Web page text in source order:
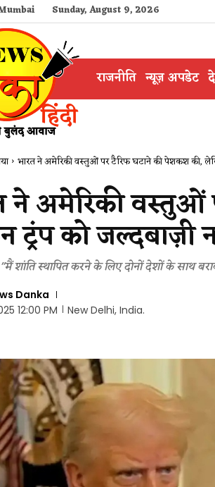
Sunday, August 9, 2026
राजनीति न्यूज़ अपडेट
भारत ने अमेरिकी वस्तुओं पर टैरिफ घटाने की पेशकश की,
ने अमेरिकी
ट्रंप को जल्दबाज़ी
शांति स्थापित करने के लिए दोनों देशों के साथ
Danka
12:00 PM
New Delhi, India.